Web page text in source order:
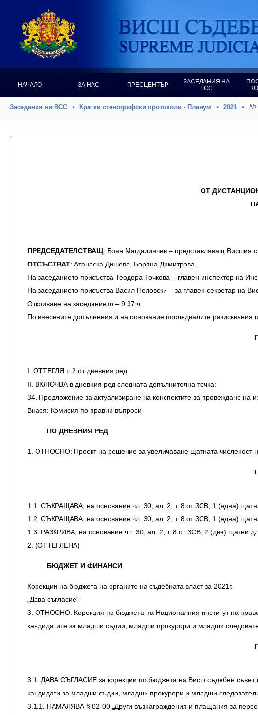
НАЧАЛО ЗА НАС ПРЕСЦЕНТЪР
ЗАСЕДАНИЯ НА
ВСС
Заседания на ВСС Кратки стенографски протоколи - Пленум 2021 №
ОТ
ПРЕДСЕДАТЕЛСТВАЩ: Боян Магдалинчев – представляващ Висшия
ОТСЪСТВАТ: Атанаска Дишева, Боряна Димитрова,
На заседанието присъства Теодора Точкова – главен инспектор на
На заседанието присъства Васил Пеловски – за главен секретар на
Откриване на заседанието – 9.37 ч.
По внесените допълнения и на основание последвалите разисквания
I. ОТТЕГЛЯ т. 2 от дневния ред.
IІ. ВКЛЮЧВА в дневния ред следната допълнителна точка:
34. Предложение за актуализиране на конспектите за провеждане на
Внася: Комисия по правни въпроси
ПО ДНЕВНИЯ РЕД
1. ОТНОСНО: Проект на решение за увеличаване щатната численост
1.1. СЪКРАЩАВА, на основание чл. 30, ал. 2, т. 8 от ЗСВ, 1 (една)
1.2. СЪКРАЩАВА, на основание чл. 30, ал. 2, т. 8 от ЗСВ, 1 (една)
1.3. РАЗКРИВА, на основание чл. 30, ал. 2, т. 8 от ЗСВ, 2 (две) щатни
2. (ОТТЕГЛЕНА)
БЮДЖЕТ И ФИНАНСИ
Корекции на бюджета на органите на съдебната власт за 2021г.
„Дава съгласие“
3. ОТНОСНО: Корекция по бюджета на Националния институт на
кандидатите за младши съдии, младши прокурори и младши
3.1. ДАВА СЪГЛАСИЕ за корекции по бюджета на Висш съдебен съвет и
кандидати за младши съдии, младши прокурори и младши следователи
3.1.1. НАМАЛЯВА § 02-00 „Други възнаграждения и плащания за